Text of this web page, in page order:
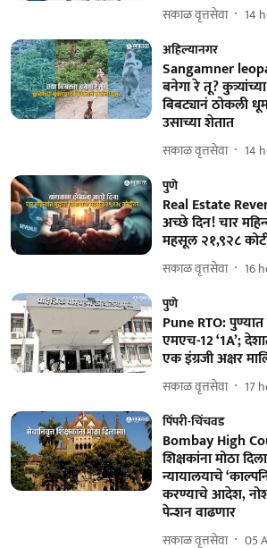
सकाळ वृत्तसेवा 14
अहिल्यानगर
Sangamner
बनेगा रे तू?
बिबट्यानं ठोकली
उसाच्या शेतात
सकाळ वृत्तसेवा 14
पुणे
Real Estate
अच्छे दिन! चार
महसूल २१,९२८
सकाळ वृत्तसेवा 16
पुणे
Pune RTO:
एमएच-12 ‘1A’;
एक इंग्रजी अक्षर
सकाळ वृत्तसेवा 17
पिंपरी-चिंचवड
Bombay High
शिक्षकांना मोठा
न्यायालयाचे
करण्याचे आदेश,
पेन्शन वाढणार
सकाळ वृत्तसेवा 05